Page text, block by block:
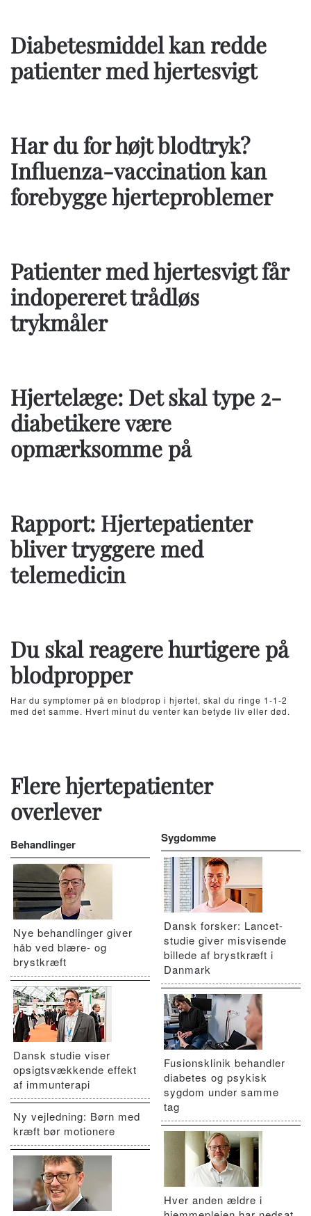
Diabetesmiddel kan redde
patienter med hjertesvigt
Har du for højt blodtryk?
Influenza-vaccination kan
forebygge hjerteproblemer
Patienter med hjertesvigt får
indopereret trådløs
trykmåler
Hjertelæge: Det skal type 2-
diabetikere være
opmærksomme på
Rapport: Hjertepatienter
bliver tryggere med
telemedicin
Du skal reagere hurtigere på
blodpropper
Har du symptomer på en blodprop i hjertet, skal du ringe 1-1-2
med det samme. Hvert minut du venter kan betyde liv eller død.
Flere hjertepatienter
overlever
Behandlinger
Nye behandlinger giver
håb ved blære- og
brystkræft
Dansk studie viser
opsigtsvækkende effekt
af immunterapi
Ny vejledning: Børn med
kræft bør motionere
Sygdomme
Dansk forsker: Lancet-
studie giver misvisende
billede af brystkræft i
Danmark
Fusionsklinik behandler
diabetes og psykisk
sygdom under samme
tag
Hver anden ældre i